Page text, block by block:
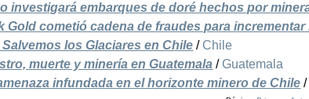
investigará embarques de doré hechos por
Gold cometió cadena de fraudes para incrementar
Salvemos los Glaciares en Chile / Chile
muerte y minería en Guatemala / Guatemala
infundada en el horizonte minero de Chile /